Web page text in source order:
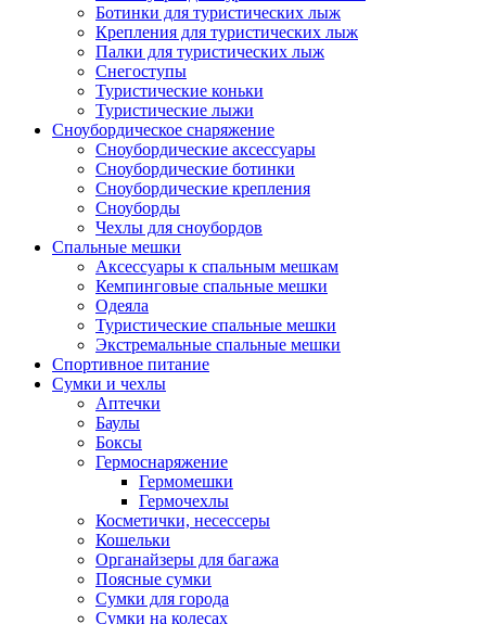
Ботинки для туристических лыж
Крепления для туристических лыж
Палки для туристических лыж
Снегоступы
Туристические коньки
Туристические лыжи
Сноубордическое снаряжение
Сноубордические аксессуары
Сноубордические ботинки
Сноубордические крепления
Сноуборды
Чехлы для сноубордов
Спальные мешки
Аксессуары к спальным мешкам
Кемпинговые спальные мешки
Одеяла
Туристические спальные мешки
Экстремальные спальные мешки
Спортивное питание
Сумки и чехлы
Аптечки
Баулы
Боксы
Гермоснаряжение
Гермомешки
Гермочехлы
Косметички, несессеры
Кошельки
Органайзеры для багажа
Поясные сумки
Сумки для города
Сумки на колесах